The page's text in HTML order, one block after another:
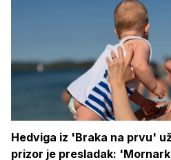
Hedviga iz 'Braka na prvu'
prizor je presladak: